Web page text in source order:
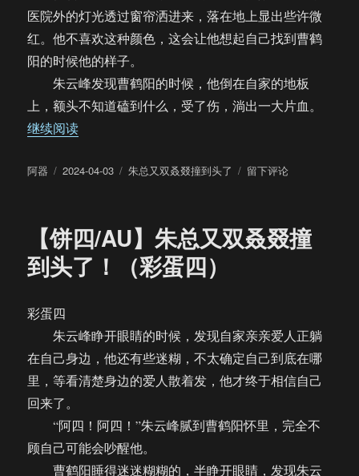
医院外的灯光透过窗帘洒进来，落在地上显出些许微
红。他不喜欢这种颜色，这会让他想起自己找到曹鹤
阳的时候他的样子。
朱云峰发现曹鹤阳的时候，他倒在自家的地板
上，额头不知道磕到什么，受了伤，淌出一大片血。
继续阅读“【饼四/AU】朱总又双叒叕撞到头了！（彩蛋五·
作
阿器
发
2024-04-03
分
朱总又双叒叕撞到头了
于
总
又
到
头
了！
（彩
五
留下评论
【饼四/AU】朱总又双叒叕撞
到头了！（彩蛋四）
彩蛋四
朱云峰睁开眼睛的时候，发现自家亲亲爱人正躺
在自己身边，他还有些迷糊，不太确定自己到底在哪
里，等看清楚身边的爱人散着发，他才终于相信自己
回来了。
“阿四！阿四！”朱云峰腻到曹鹤阳怀里，完全不
顾自己可能会吵醒他。
曹鹤阳睡得迷迷糊糊的，半睁开眼睛，发现朱云